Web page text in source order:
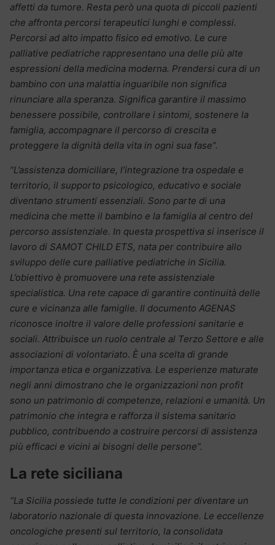
affetti da tumore. Resta però una quota di piccoli pazienti
che affronta percorsi terapeutici lunghi e complessi.
Percorsi ad alto impatto fisico ed emotivo. Le cure
palliative pediatriche rappresentano una delle più alte
espressioni della medicina moderna. Prendersi cura di un
bambino con una malattia inguaribile non significa
rinunciare alla speranza. Significa garantire il massimo
benessere possibile, controllare i sintomi, sostenere la
famiglia, accompagnare il percorso di crescita e
proteggere la dignità della vita in ogni sua fase”.
“L’assistenza domiciliare, l’integrazione tra ospedale e
territorio, il supporto psicologico, educativo e sociale
diventano strumenti essenziali. Sono parte di una
medicina che mette il bambino e la famiglia al centro del
percorso assistenziale. In questa prospettiva si inserisce il
lavoro di SAMOT CHILD ETS, nata per contribuire allo
sviluppo delle cure palliative pediatriche in Sicilia.
L’obiettivo è promuovere una rete assistenziale
specialistica. Una rete capace di garantire continuità delle
cure e vicinanza alle famiglie. Il documento AGENAS
riconosce inoltre il valore delle professioni sanitarie e
sociali. Attribuisce un ruolo centrale al Terzo Settore e alle
associazioni di volontariato. È una scelta di grande
importanza etica e organizzativa. Le esperienze maturate
negli anni dimostrano che le organizzazioni non profit
sono un patrimonio di competenze, relazioni e umanità. Un
patrimonio che integra e rafforza il sistema sanitario
pubblico, contribuendo a costruire percorsi di assistenza
più efficaci e vicini ai bisogni delle persone”.
La rete siciliana
“La Sicilia possiede tutte le condizioni per diventare un
laboratorio nazionale di questa innovazione. Le eccellenze
oncologiche presenti sul territorio, la consolidata